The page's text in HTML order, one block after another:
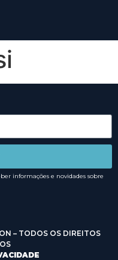
informações e novidades sobre
– TODOS OS DIREITOS